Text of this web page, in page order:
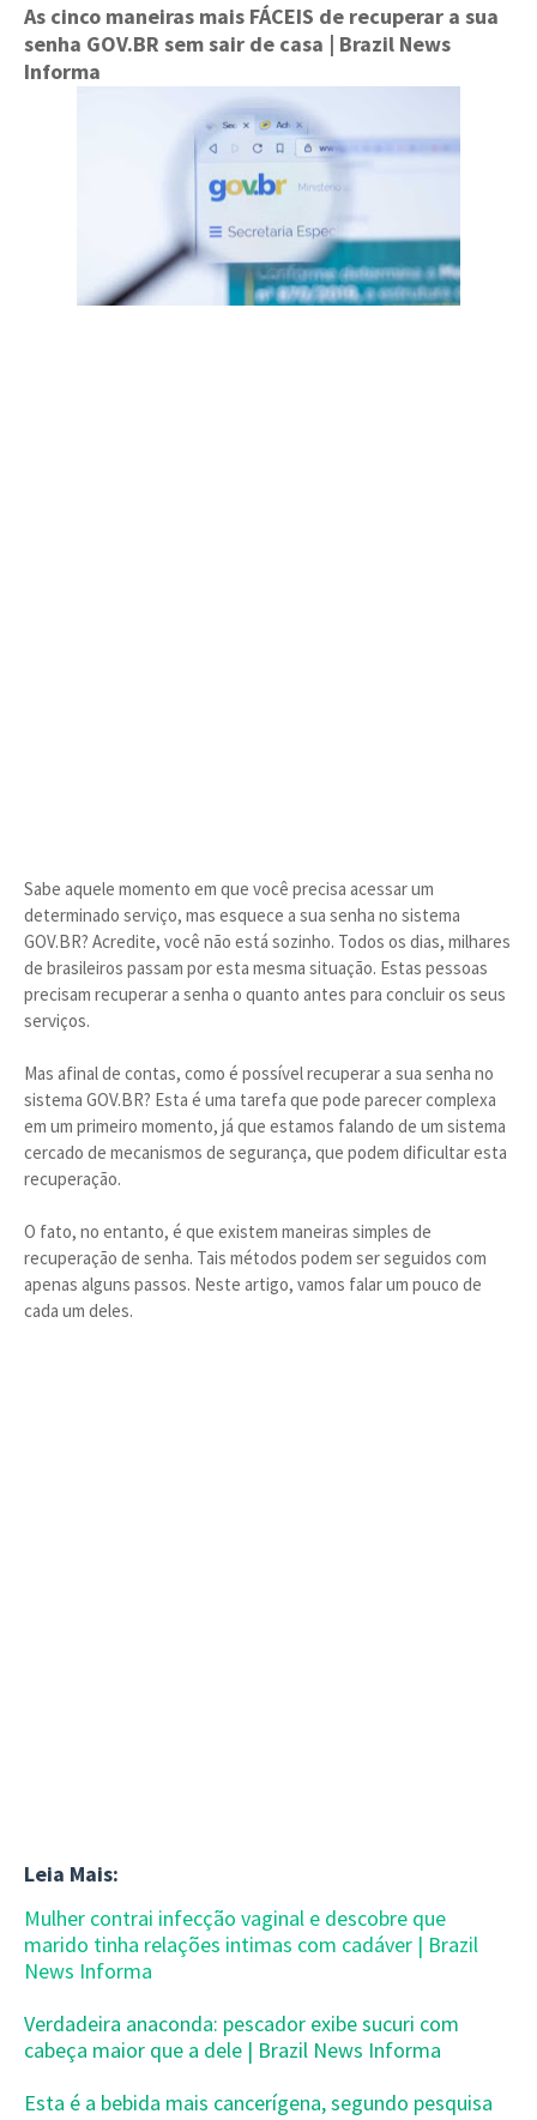
As cinco maneiras mais FÁCEIS de recuperar a sua
senha GOV.BR sem sair de casa | Brazil News
Informa
Sabe aquele momento em que você precisa acessar um
determinado serviço, mas esquece a sua senha no sistema
GOV.BR? Acredite, você não está sozinho. Todos os dias, milhares
de brasileiros passam por esta mesma situação. Estas pessoas
precisam recuperar a senha o quanto antes para concluir os seus
serviços.
Mas afinal de contas, como é possível recuperar a sua senha no
sistema GOV.BR? Esta é uma tarefa que pode parecer complexa
em um primeiro momento, já que estamos falando de um sistema
cercado de mecanismos de segurança, que podem dificultar esta
recuperação.
O fato, no entanto, é que existem maneiras simples de
recuperação de senha. Tais métodos podem ser seguidos com
apenas alguns passos. Neste artigo, vamos falar um pouco de
cada um deles.
Leia Mais:
Mulher contrai infecção vaginal e descobre que
marido tinha relações intimas com cadáver | Brazil
News Informa
Verdadeira anaconda: pescador exibe sucuri com
cabeça maior que a dele | Brazil News Informa
Esta é a bebida mais cancerígena, segundo pesquisa